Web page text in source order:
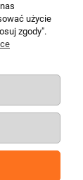
użycie
zgody".